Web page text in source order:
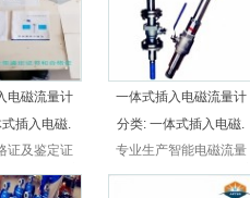
，比市场便
超长保质，
厂家直接供应，比市场便
宜30%以上，超长保质，
无忧售后。
电磁流量计
插入电磁.
证及鉴定证
体式电磁流
一体式插入电磁流量计
分类: 一体式插入电磁.
专业生产智能电磁流量
量计，还是分体式电磁流